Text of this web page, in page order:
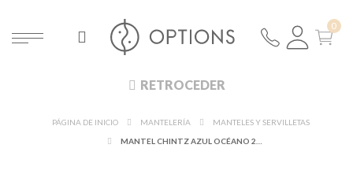
RETROCEDER
PÁGINA DE INICIO MANTELERÍA
MANTELES Y SERVILLETAS